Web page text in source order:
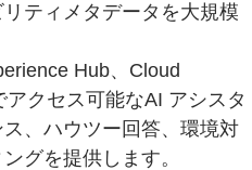
ティメタデータを大規模
Hub、Cloud
クセス可能なAI アシスタ
、ハウツー回答、環境対
グを提供します。